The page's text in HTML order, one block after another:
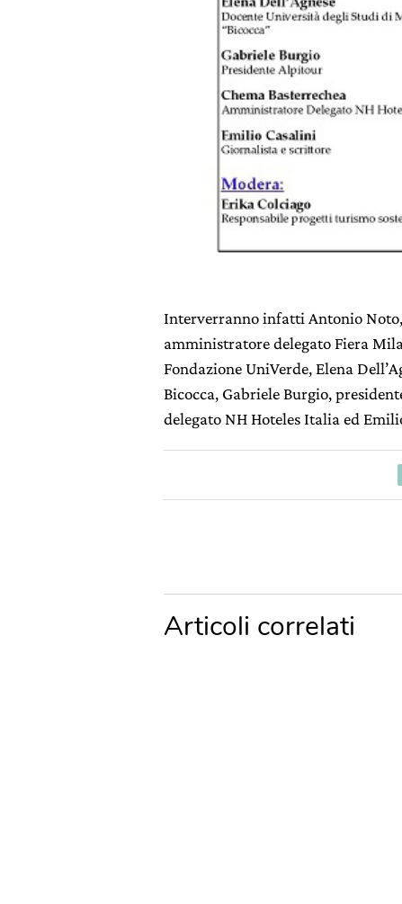
Interverranno infatti Antonio
amministratore delegato Fiera
Fondazione UniVerde, Elena
Bicocca, Gabriele Burgio,
delegato NH Hoteles Italia ed
Articoli correlati